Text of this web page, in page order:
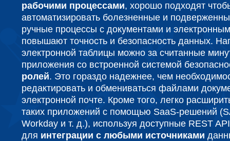
рабочими процессами, хорошо подходят
автоматизировать болезненные и
ручные процессы с документами и
повышают точность и безопасность данных.
электронной таблицы можно за считанные
приложения со встроенной системой
ролей. Это гораздо надежнее, чем
редактировать и обмениваться файлами
электронной почте. Кроме того, легко
таких приложений с помощью SaaS-решений
Workday и т. д.), используя доступные REST
для интеграции с любыми источниками